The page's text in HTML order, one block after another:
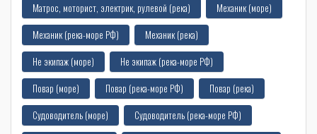
Матрос, моторист, электрик, рулевой (река)
Механик (море)
Механик (река-море РФ)
Механик (река)
Не экипаж (море)
Не экипаж (река-море РФ)
Повар (море)
Повар (река-море РФ)
Повар (река)
Судоводитель (море)
Судоводитель (река-море РФ)